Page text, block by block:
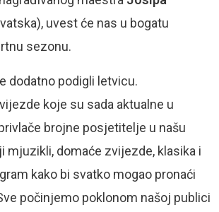
uvest će nas u bogatu
sezonu.
dodatno podigli letvicu.
koje su sada aktualne u
brojne posjetitelje u našu
mjuzikli, domaće zvijezde, klasika i
kako bi svatko mogao pronaći
počinjemo poklonom našoj publici